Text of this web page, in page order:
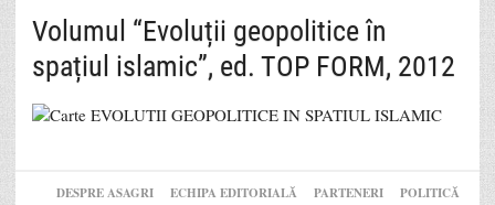
Volumul “Evoluții geopolitice în
spațiul islamic”, ed. TOP FORM, 2012
DESPRE ASAGRI ECHIPA EDITORIALĂ PARTENERI
POLITICĂ